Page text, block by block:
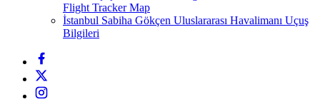
Flight Tracker Map
İstanbul Sabiha Gökçen Uluslararası Havalimanı Uçuş
Bilgileri